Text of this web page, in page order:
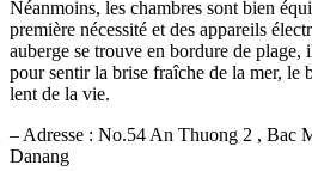
Néanmoins, les chambres sont bien
première nécessité et des appareils
auberge se trouve en bordure de
pour sentir la brise fraîche de la mer, le
lent de la vie.
– Adresse : No.54 An Thuong 2 , Bac
Danang